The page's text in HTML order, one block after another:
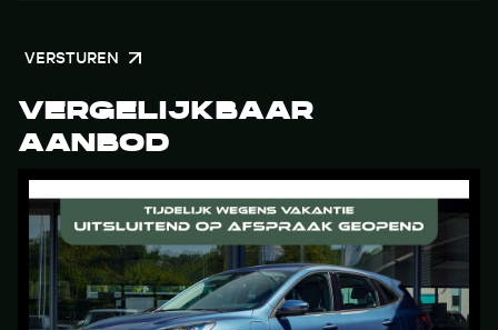
VERSTUREN
VERGELIJKBAAR
AANBOD